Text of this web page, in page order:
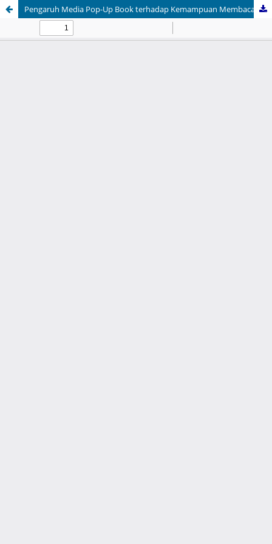
Pengaruh Media Pop-Up Book terhadap Kemampuan Membaca Cerita Pada Pembelajaran Bahasa Indonesia Siswa Kelas II di UPT SDN Ujan Mas, Kecamatan Sungai Are: Studi Kuasi-Eksperimen